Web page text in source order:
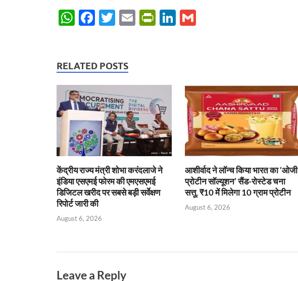
W
s
A
p
p
F
b
o
o
k
T
er
E
P
ie
n
dl
y
Li
dI
RELATED POSTS
केंद्रीय राज्य मंत्री शोभा करंदलाजे ने
इंडिया एसएमई फोरम की एमएसएमई
डिजिटल खरीद पर सबसे बड़ी सर्वेक्षण
रिपोर्ट जारी की
August 6, 2026
आशीर्वाद ने लॉन्च किया भारत का ‘ओजी
प्रोटीन सॉल्यूशन’ सैंड-रोस्टेड चना
सत्तू, ₹10 में मिलेगा 10 ग्राम प्रोटीन
August 6, 2026
Leave a Reply